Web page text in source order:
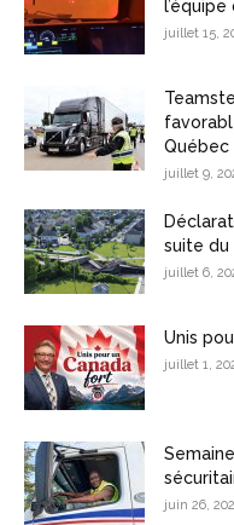
juillet 15,
Québec
juillet 9,
suite du
juillet 6,
Unis
juillet 1,
juin 26,